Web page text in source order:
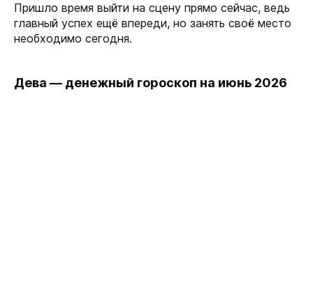
Пришло время выйти на сцену прямо сейчас, ведь
главный успех ещё впереди, но занять своё место
необходимо сегодня.
Дева — денежный гороскоп на июнь 2026